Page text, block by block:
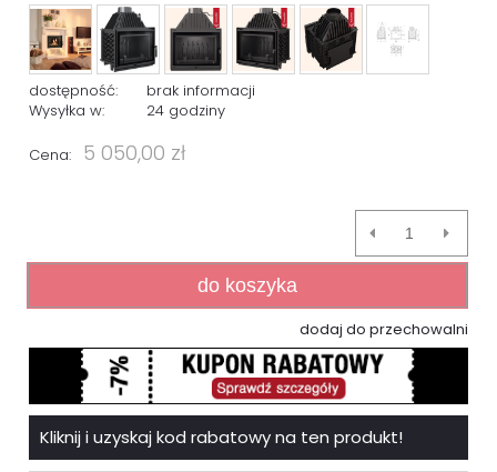
dostępność:
brak informacji
Wysyłka w:
24 godziny
Cena: 5 050,00 zł
do koszyka
dodaj do przechowalni
Kliknij i uzyskaj kod rabatowy na ten produkt!